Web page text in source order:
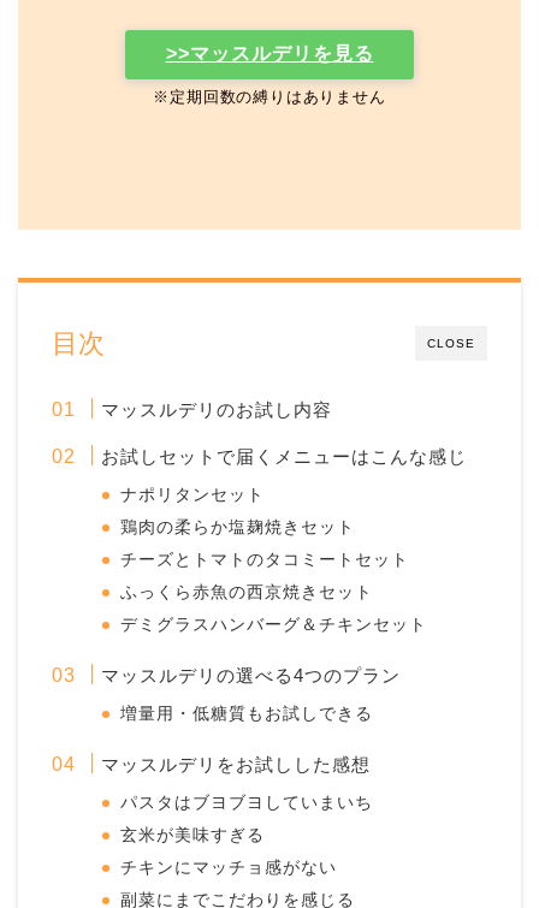
>>マッスルデリを見る
※定期回数の縛りはありません
CLOSE
目次
マッスルデリのお試し内容
お試しセットで届くメニューはこんな感じ
ナポリタンセット
鶏肉の柔らか塩麹焼きセット
チーズとトマトのタコミートセット
ふっくら赤魚の西京焼きセット
デミグラスハンバーグ＆チキンセット
マッスルデリの選べる4つのプラン
増量用・低糖質もお試しできる
マッスルデリをお試しした感想
パスタはブヨブヨしていまいち
玄米が美味すぎる
チキンにマッチョ感がない
副菜にまでこだわりを感じる